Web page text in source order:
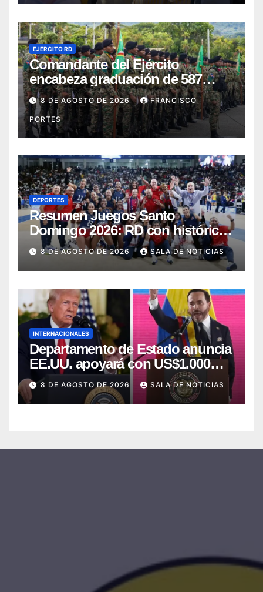
EJERCITO RD
Comandante del Ejército
encabeza graduación de 587
nuevos conscriptos en el
Campamento Militar “16 de
Agosto”
8 DE AGOSTO DE 2026 FRANCISCO
PORTES
DEPORTES
Resumen Juegos Santo
Domingo 2026: RD con histórica
jornada obtiene 145 medallas y el
cuarto lugar
8 DE AGOSTO DE 2026 SALA DE NOTICIAS
INTERNACIONALES
Departamento de Estado anuncia
EE.UU. apoyará con US$1.000
millones al nuevo Gobierno de
Colombia
8 DE AGOSTO DE 2026 SALA DE NOTICIAS